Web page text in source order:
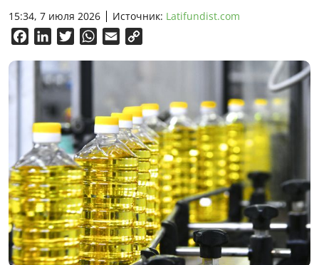
15:34, 7 июля 2026 Источник: Latifundist.com
FacebookLinkedInTwitterWhatsApp
Email